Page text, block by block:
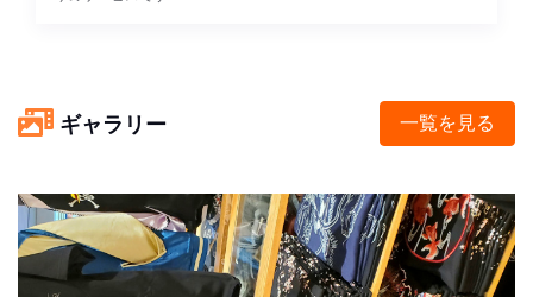
ギャラリー 一覧を見る